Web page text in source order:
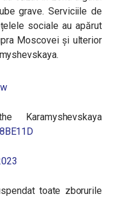
grave. Serviciile de
sociale au apărut
Moscovei și ulterior
toate zborurile